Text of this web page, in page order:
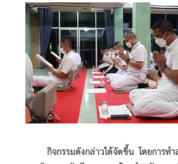
กิจกรรมดังกล่าวได้จัดขึ้น โดยการทำสม